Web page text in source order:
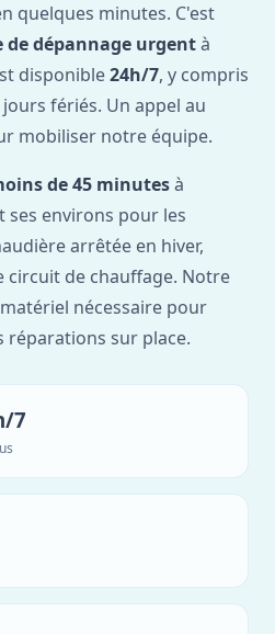
quelques minutes. C'est
de dépannage urgentà
disponible24h/7, y compris
fériés. Un appel au
mobiliser notre équipe.
de 45 minutesà
ses environs pour les
arrêtée en hiver,
circuit de chauffage. Notre
nécessaire pour
réparations sur place.
7